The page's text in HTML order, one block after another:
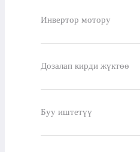
Инвертор мотору
Дозалап кирди жүктөө
Буу иштетүү